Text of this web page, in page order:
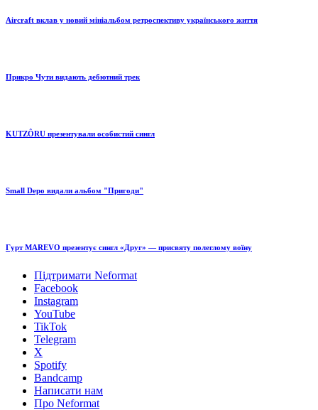
Aircraft вклав у новий мініальбом ретроспективу українського життя
Прикро Чути видають дебютний трек
KUTZÔRU презентували особистий сингл
Small Depo видали альбом "Пригоди"
Гурт MAREVO презентує сингл «Друг» — присвяту полеглому воїну
Підтримати Neformat
Facebook
Instagram
YouTube
TikTok
Telegram
X
Spotify
Bandcamp
Написати нам
Про Neformat